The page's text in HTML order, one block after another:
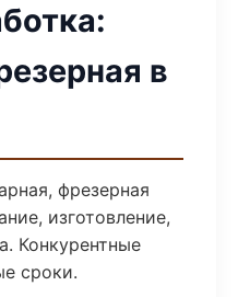
в
фрезерная
изготовление,
Конкурентные
сроки.